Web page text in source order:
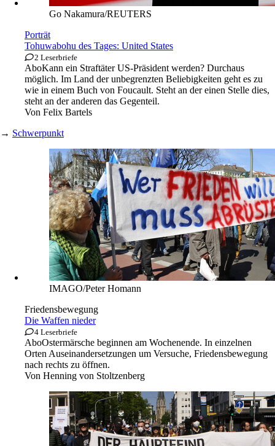
Go Nakamura/REUTERS
Porträt
Tohuwabohu des Tages: United States
2 Leserbriefe
AboKann ein Straftäter US-Präsident werden? Durchaus
möglich. Im Land der unbegrenzten Beliebigkeiten geht es zu
wie in einem Buch von Foucault. Steht an der einen Stelle dies,
steht an der anderen das Gegenteil.
Von Felix Bartels
→ Schwerpunkt
IMAGO/Peter Homann
Friedensbewegung
Die Waffen nieder
4 Leserbriefe
AboOstermärsche beginnen am Wochenende. In einzelnen
Orten Auseinandersetzungen um Versuche, Friedensbewegung
nach rechts zu öffnen.
Von Henning von Stoltzenberg